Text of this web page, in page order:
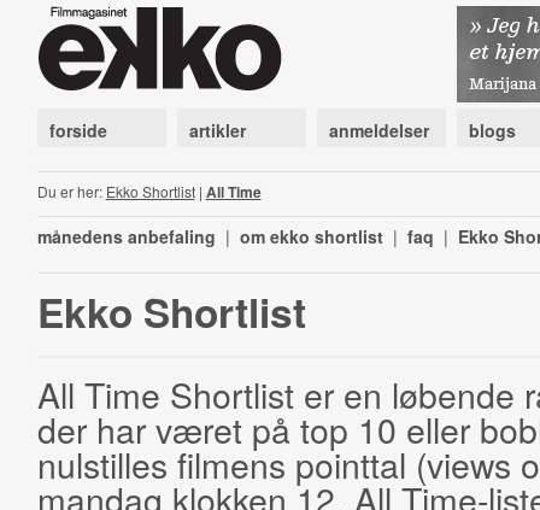
forside artikler anmeldelser blogs
Du er her: Ekko Shortlist| All Time
månedens anbefaling | om ekko shortlist | faq | Ekko
Ekko Shortlist
All Time Shortlist er en løbende
der har været på top 10 eller
nulstilles filmens pointtal (views
mandag klokken 12. All Time-